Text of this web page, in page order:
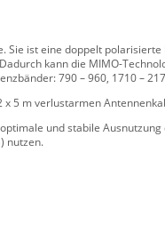
Sie ist eine doppelt
kann die MIMO-
790 – 960, 1710 –
5 m verlustarmen
und stabile
nutzen.